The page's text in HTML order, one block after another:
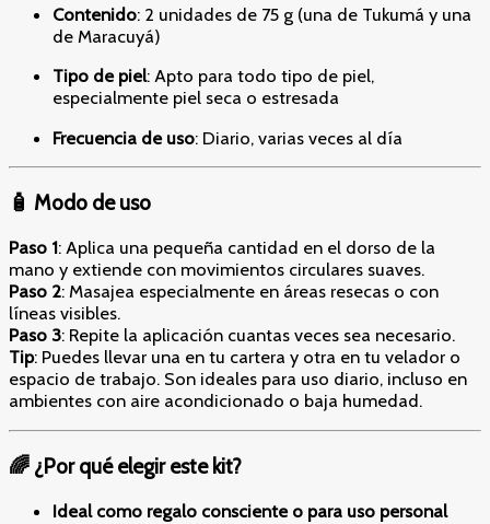
Contenido: 2 unidades de 75 g (una de Tukumá y una
de Maracuyá)
Tipo de piel: Apto para todo tipo de piel,
especialmente piel seca o estresada
Frecuencia de uso: Diario, varias veces al día
🧴 Modo de uso
Paso 1: Aplica una pequeña cantidad en el dorso de la
mano y extiende con movimientos circulares suaves.
Paso 2: Masajea especialmente en áreas resecas o con
líneas visibles.
Paso 3: Repite la aplicación cuantas veces sea necesario.
Tip: Puedes llevar una en tu cartera y otra en tu velador o
espacio de trabajo. Son ideales para uso diario, incluso en
ambientes con aire acondicionado o baja humedad.
🌈 ¿Por qué elegir este kit?
Ideal como regalo consciente o para uso personal